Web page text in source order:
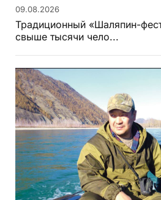
09.08.2026
Традиционный «Шаляпин-
свыше тысячи чело...